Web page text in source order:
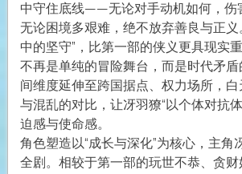
中守住底线——无论对手动机如何，伤
无论困境多艰难，绝不放弃善良与正义
中的坚守”，比第一部的侠义更具现实
不再是单纯的冒险舞台，而是时代矛
间维度延伸至跨国据点、权力场所，
与混乱的对比，让冴羽獠“以个体对抗
迫感与使命感。
角色塑造以“成长与深化”为核心，主角
全剧。相较于第一部的玩世不恭、贪